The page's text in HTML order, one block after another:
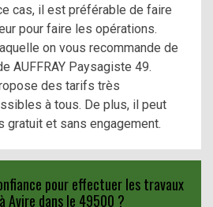
cas, il est préférable de faire
pour faire les opérations.
on vous recommande de
AUFFRAY Paysagiste 49.
des tarifs très
à tous. De plus, il peut
gratuit et sans engagement.
pour effectuer les travaux
Avire dans le 49500 ?